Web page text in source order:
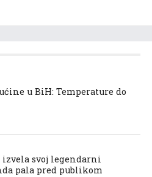
u BiH: Temperature do
izvela svoj legendarni
pala pred publikom